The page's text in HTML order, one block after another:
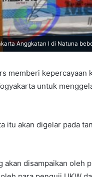
Anggkatan I di Natuna
memberi kepercayaan
untuk
itu akan digelar pada
akan disampaikan oleh